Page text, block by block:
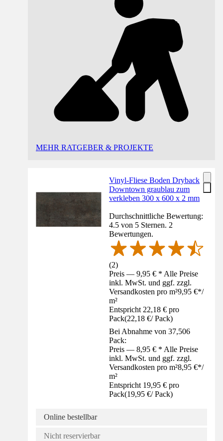
MEHR RATGEBER & PROJEKTE
Vinyl-Fliese Boden Dryback
Downtown graublau zum
verkleben 300 x 600 x 2 mm
Durchschnittliche Bewertung:
4.5 von 5 Sternen. 2
Bewertungen.
(2)
Preis — 9,95 € * Alle Preise
inkl. MwSt. und ggf. zzgl.
Versandkosten pro m²9,95 €*/
m²
Entspricht 22,18 € pro
Pack(22,18 €/ Pack)
Bei Abnahme von 37,506
Pack:
Preis — 8,95 € * Alle Preise
inkl. MwSt. und ggf. zzgl.
Versandkosten pro m²8,95 €*/
m²
Entspricht 19,95 € pro
Pack(19,95 €/ Pack)
Online bestellbar
Nicht reservierbar